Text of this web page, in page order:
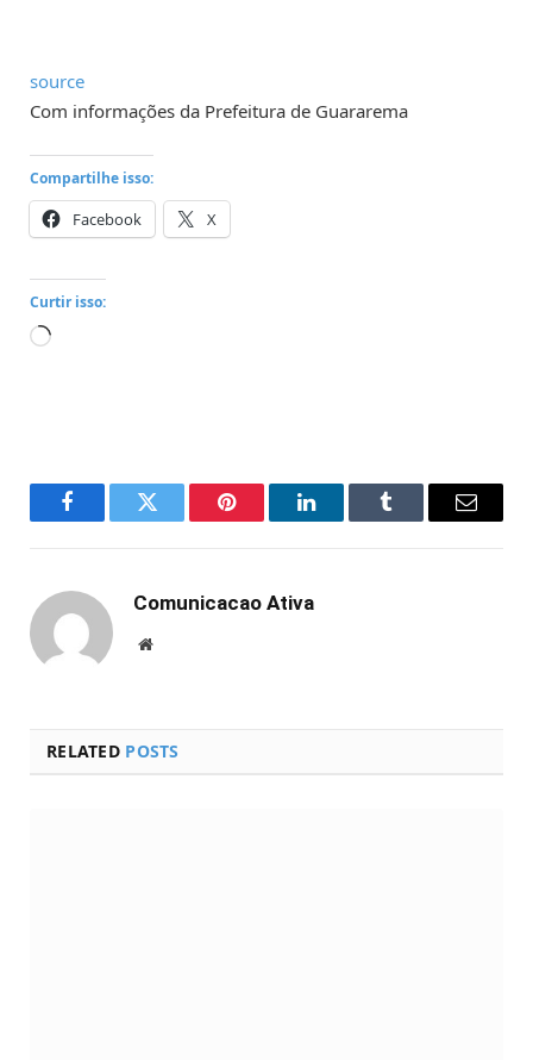
source
Com informações da Prefeitura de Guararema
Compartilhe isso:
Facebook X
Curtir isso:
Carregando...
FacebookTwitter Pinterest LinkedInTumblr Email
Comunicacao Ativa
Website
RELATED POSTS